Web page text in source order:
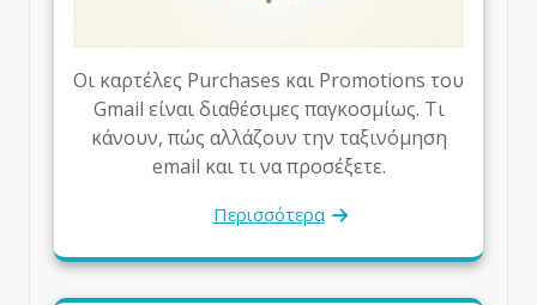
Οι καρτέλες Purchases και Promotions του
Gmail είναι διαθέσιμες παγκοσμίως. Τι
κάνουν, πώς αλλάζουν την ταξινόμηση
email και τι να προσέξετε.
Περισσότερα